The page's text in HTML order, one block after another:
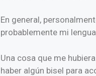
En general,
probablemente mi
Una cosa que me
haber algún bisel para